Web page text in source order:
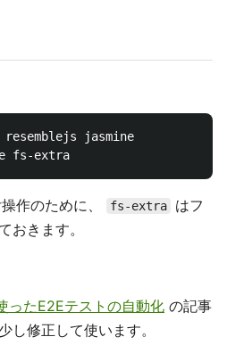
jasmine
作のために、 fs-extra
はフ
おきます。
たE2Eテストの自動化 の記事
し修正して使います。